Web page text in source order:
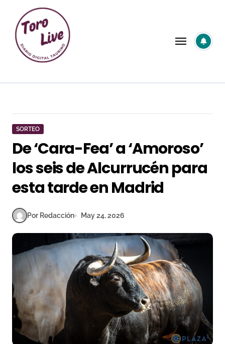
contenido
SORTEO
De ‘Cara-Fea’ a ‘Amoroso’
los seis de Alcurrucén para
esta tarde en Madrid
Por Redacción May 24, 2026